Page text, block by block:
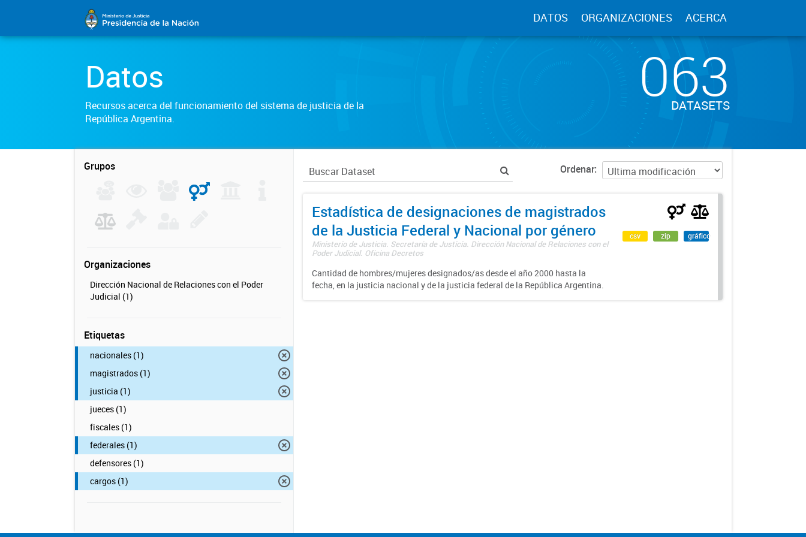
DATOS ORGANIZACIONES ACERCA
Datos
Recursos acerca del funcionamiento del sistema de justicia de la
República Argentina.
063
DATASETS
Grupos
Organizaciones
Dirección Nacional de Relaciones con el Poder
Judicial (1)
Etiquetas
nacionales (1)
magistrados (1)
justicia (1)
jueces (1)
fiscales (1)
federales (1)
defensores (1)
cargos (1)
Ordenar
Estadística de designaciones de magistrados
de la Justicia Federal y Nacional por género
Ministerio de Justicia. Secretaría de Justicia. Dirección Nacional de Relaciones con el
Poder Judicial. Oficina Decretos
Cantidad de hombres/mujeres designados/as desde el año 2000 hasta la
fecha, en la justicia nacional y de la justicia federal de la República Argentina.
csv zip gráfico